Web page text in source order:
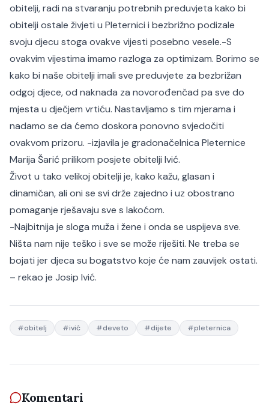
obitelji, radi na stvaranju potrebnih preduvjeta kako bi
obitelji ostale živjeti u Pleternici i bezbrižno podizale
svoju djecu stoga ovakve vijesti posebno vesele.-S
ovakvim vijestima imamo razloga za optimizam. Borimo se
kako bi naše obitelji imali sve preduvjete za bezbrižan
odgoj djece, od naknada za novorođenčad pa sve do
mjesta u dječjem vrtiću. Nastavljamo s tim mjerama i
nadamo se da ćemo doskora ponovno svjedočiti
ovakvom prizoru. -izjavila je gradonačelnica Pleternice
Marija Šarić prilikom posjete obitelji Ivić.
Život u tako velikoj obitelji je, kako kažu, glasan i
dinamičan, ali oni se svi drže zajedno i uz obostrano
pomaganje rješavaju sve s lakoćom.
-Najbitnija je sloga muža i žene i onda se uspijeva sve.
Ništa nam nije teško i sve se može riješiti. Ne treba se
bojati jer djeca su bogatstvo koje će nam zauvijek ostati.
– rekao je Josip Ivić.
#obitelj #ivić #deveto #dijete #pleternica
Komentari